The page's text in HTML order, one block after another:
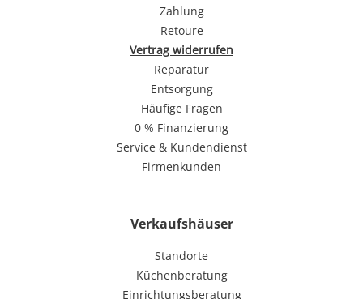
Zahlung
Retoure
Vertrag widerrufen
Reparatur
Entsorgung
Häufige Fragen
0 % Finanzierung
Service & Kundendienst
Firmenkunden
Verkaufshäuser
Standorte
Küchenberatung
Einrichtungsberatung